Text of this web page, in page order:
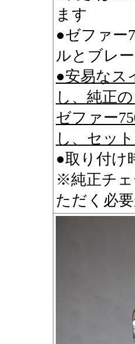
ます
●ゼファー
ルとブレ
●安易なス
し、純正
ゼファー
し、セッ
●取り付け
※純正チェ
ただく必